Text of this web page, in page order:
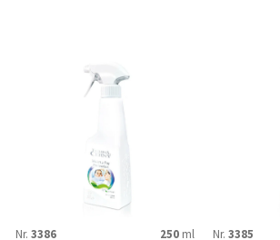
Nr. 3386 250 ml Nr. 3385